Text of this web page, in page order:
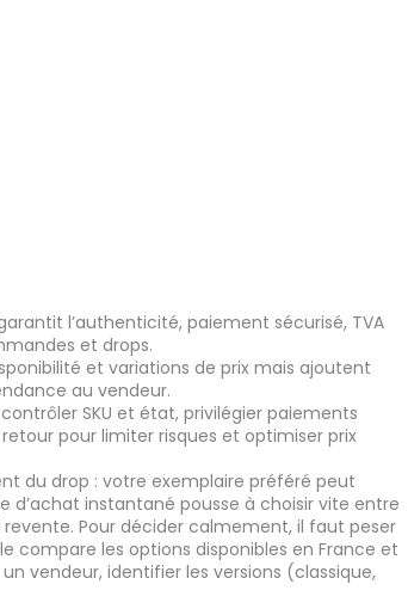
l’authenticité, paiement sécurisé, TVA
et drops.
et variations de prix mais ajoutent
au vendeur.
SKU et état, privilégier paiements
pour limiter risques et optimiser prix
du drop : votre exemplaire préféré peut
d’achat instantané pousse à choisir vite entre
Pour décider calmement, il faut peser
compare les options disponibles en France et
vendeur, identifier les versions (classique,